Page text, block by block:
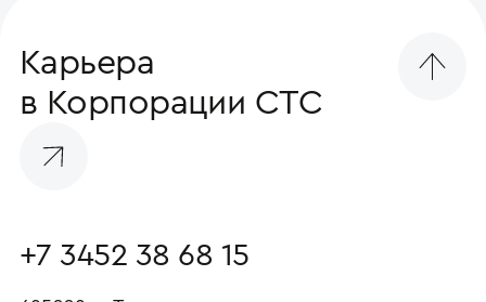
Карьера
в Корпорации СТС
+7 3452 38 68 15